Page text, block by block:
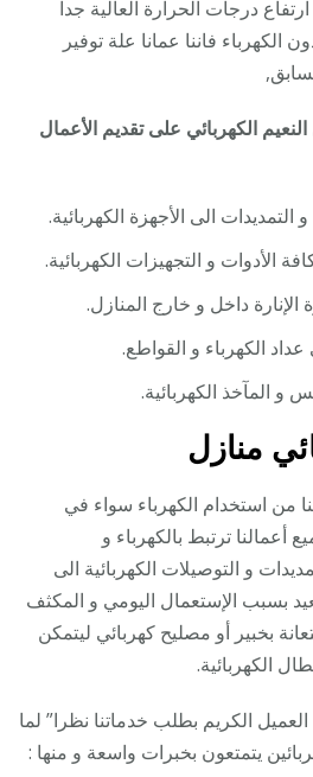
درجات الحرارة العالية جدا
الكهرباء فاننا عمانا علة توفير
الكهربائي على تقديم الأعمال
الى الأجهزة الكهربائية.
الأدوات و التجهيزات الكهربائية.
الإنارة داخل و خارج المنازل.
الكهرباء و القواطع.
المآخذ الكهربائية.
منازل
من استخدام الكهرباء سواء في
أعمالنا ترتبط بالكهرباء و
و التوصيلات الكهربائية الى
بسبب الإستعمال اليومي و المكثف
بخبير أو مصليح كهربائي ليتمكن
الكهربائية.
الكريم بطلب خدماتنا نظرا” لما
يتمتعون بخبرات واسعة و منها :